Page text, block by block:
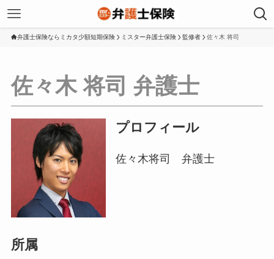
弁護士保険ならミカタ少額短期保険 ミスター弁護士保険 監修者 佐々木 将司
佐々木 将司 弁護士
プロフィール
佐々木将司 弁護士
所属